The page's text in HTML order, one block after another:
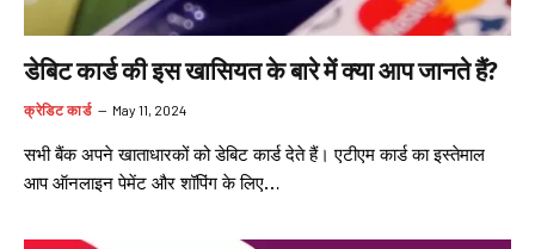
डेबिट कार्ड की इस खासियत के बारे में क्या आप जानते हैं?
क्रेडिट कार्ड May 11, 2024
सभी बैंक अपने खाताधारकों को डेबिट कार्ड देते हैं। एटीएम कार्ड का इस्तेमाल
आप ऑनलाइन पेमेंट और शॉपिंग के लिए…